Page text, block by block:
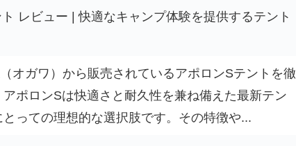
レビュー | 快適なキャンプ体験を提供するテント
オガワ）から販売されているアポロンSテントを徹
ポロンSは快適さと耐久性を兼ね備えた最新テン
とっての理想的な選択肢です。その特徴や...